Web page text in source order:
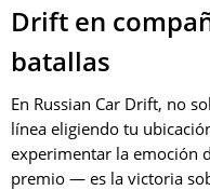
Drift en
batallas
En Russian Car Drift, no
línea eligiendo tu
experimentar la emoción
premio — es la victoria